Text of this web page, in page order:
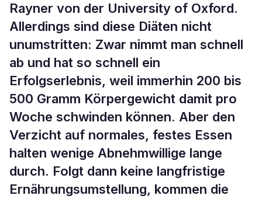
Rayner von der University of Oxford.
Allerdings sind diese Diäten nicht
unumstritten: Zwar nimmt man schnell
ab und hat so schnell ein
Erfolgserlebnis, weil immerhin 200 bis
500 Gramm Körpergewicht damit pro
Woche schwinden können. Aber den
Verzicht auf normales, festes Essen
halten wenige Abnehmwillige lange
durch. Folgt dann keine langfristige
Ernährungsumstellung, kommen die